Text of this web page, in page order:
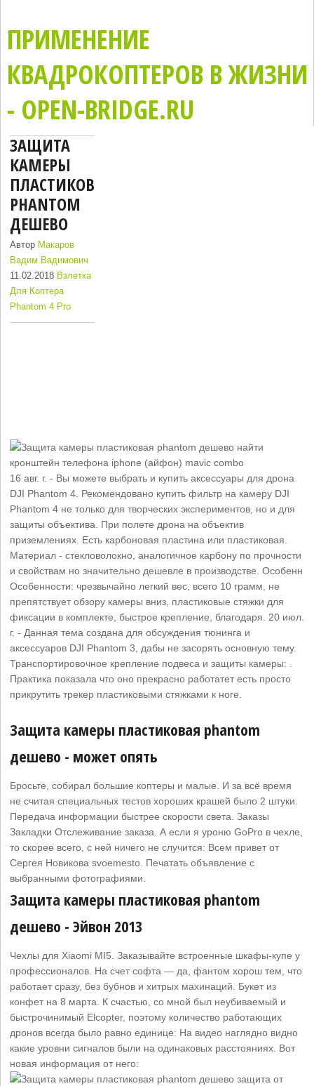
ПРИМЕНЕНИЕ
КВАДРОКОПТЕРОВ В ЖИЗНИ
- OPEN-BRIDGE.RU
ЗАЩИТА
КАМЕРЫ
ПЛАСТИКОВАЯ
PHANTOM
ДЕШЕВО
Автор Макаров
Вадим Вадимович
11.02.2018 Взлетка
Для Коптера
Phantom 4 Pro
16 авг. г. - Вы можете выбрать и купить аксессуары для дрона
DJI Phantom 4. Рекомендовано купить фильтр на камеру DJI
Phantom 4 не только для творческих экспериментов, но и для
защиты объектива. При полете дрона на объектив
приземлениях. Есть карбоновая пластина или пластиковая.
Материал - стекловолокно, аналогичное карбону по прочности
и свойствам но значительно дешевле в производстве. Особенн
Особенности: чрезвычайно легкий вес, всего 10 грамм, не
препятствует обзору камеры вниз, пластиковые стяжки для
фиксации в комплекте, быстрое крепление, благодаря. 20 июл.
г. - Данная тема создана для обсуждения тюнинга и
аксессуаров DJI Phantom 3, дабы не засорять основную тему.
Транспортировочное крепление подвеса и защиты камеры: .
Практика показала что оно прекрасно работатет есть просто
прикрутить трекер пластиковыми стяжками к ноге.
Защита камеры пластиковая phantom
дешево - может опять
Бросьте, собирал большие коптеры и малые. И за всё время
не считая специальных тестов хороших крашей было 2 штуки.
Передача информации быстрее скорости света. Заказы
Закладки Отслеживание заказа. А если я уроню GoPro в чехле,
то скорее всего, с ней ничего не случится: Всем привет от
Сергея Новикова svoemesto. Печатать объявление с
выбранными фотографиями.
Защита камеры пластиковая phantom
дешево - Эйвон 2013
Чехлы для Xiaomi MI5. Заказывайте встроенные шкафы-купе у
профессионалов. На счет софта — да, фантом хорош тем, что
работает сразу, без бубнов и хитрых махинаций. Букет из
конфет на 8 марта. К счастью, со мной был неубиваемый и
быстрочинимый Elcopter, поэтому количество работающих
дронов всегда было равно единице: На видео наглядно видно
какие уровни сигналов были на одинаковых расстояниях. Вот
новая информация от него: